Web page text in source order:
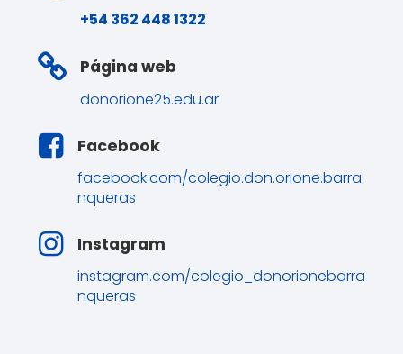
+54 362 448 1322
Página web
donorione25.edu.ar
Facebook
facebook.com/colegio.don.orione.barra
nqueras
Instagram
instagram.com/colegio_donorionebarra
nqueras